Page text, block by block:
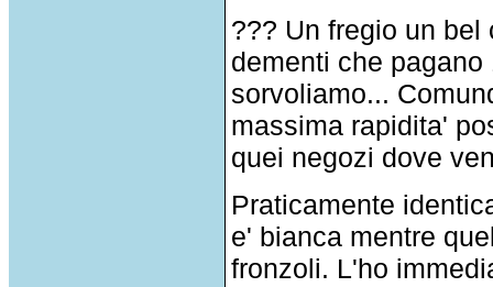
??? Un fregio un
dementi che
sorvoliamo...
massima rapidita'
quei negozi dove
Praticamente
e' bianca mentre
fronzoli. L'ho